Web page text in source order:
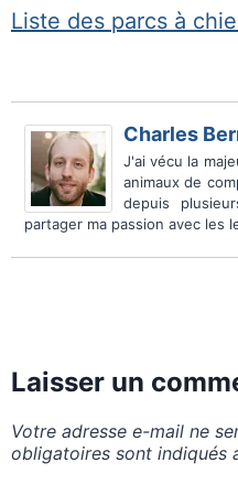
Liste des parcs à
Charles
J'ai vécu la
animaux de
depuis
partager ma passion avec les
Laisser un
Votre adresse e-mail ne
obligatoires sont indiqués